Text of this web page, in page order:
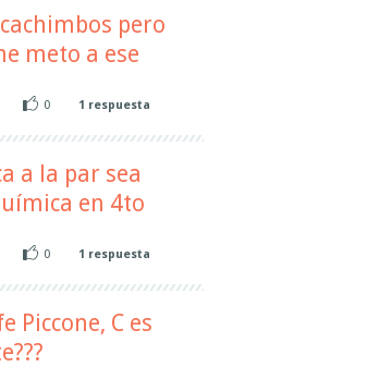
pero
meto a ese
0 1 respuesta
a la par sea
en 4to
0 1 respuesta
Piccone, C es